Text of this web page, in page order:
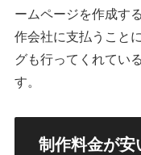
ームページを作成す
作会社に支払うこと
グも行ってくれてい
す。
制作料金が安